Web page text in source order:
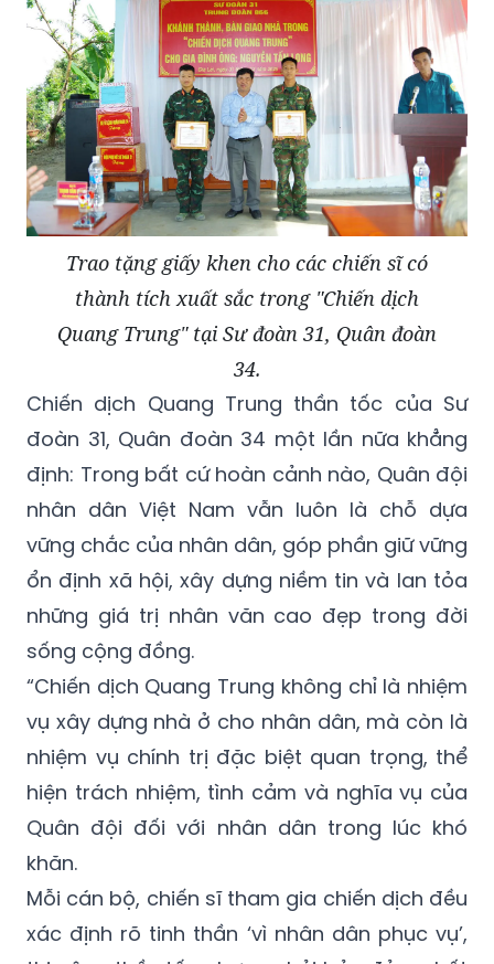
Trao tặng giấy khen cho các chiến sĩ có
thành tích xuất sắc trong "Chiến dịch
Quang Trung" tại Sư đoàn 31, Quân đoàn
34.
Chiến dịch Quang Trung thần tốc của Sư
đoàn 31, Quân đoàn 34 một lần nữa khẳng
định: Trong bất cứ hoàn cảnh nào, Quân đội
nhân dân Việt Nam vẫn luôn là chỗ dựa
vững chắc của nhân dân, góp phần giữ vững
ổn định xã hội, xây dựng niềm tin và lan tỏa
những giá trị nhân văn cao đẹp trong đời
sống cộng đồng.
“Chiến dịch Quang Trung không chỉ là nhiệm
vụ xây dựng nhà ở cho nhân dân, mà còn là
nhiệm vụ chính trị đặc biệt quan trọng, thể
hiện trách nhiệm, tình cảm và nghĩa vụ của
Quân đội đối với nhân dân trong lúc khó
khăn.
Mỗi cán bộ, chiến sĩ tham gia chiến dịch đều
xác định rõ tinh thần ‘vì nhân dân phục vụ’,